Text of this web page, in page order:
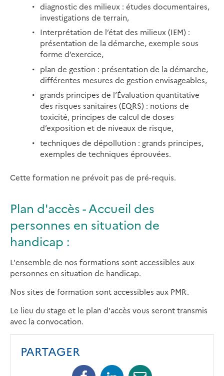
diagnostic des milieux : études documentaires,
investigations de terrain,
Interprétation de l’état des milieux (IEM) :
présentation de la démarche, exemple sous
forme d’exercice,
plan de gestion : présentation de la démarche,
différentes mesures de gestion envisageables,
grands principes de l’Évaluation quantitative
des risques sanitaires (EQRS) : notions de
toxicité, principes de calcul de doses
d’exposition et de niveaux de risque,
techniques de dépollution : grands principes,
exemples de techniques éprouvées.
Cette formation ne prévoit pas de pré-requis.
Plan d'accès - Accueil des
personnes en situation de
handicap :
L'ensemble de nos formations sont accessibles aux
personnes en situation de handicap.
Nos sites de formation sont accessibles aux PMR.
Le lieu du stage et le plan d'accès vous seront transmis
avec la convocation.
PARTAGER
FacebookLinkedinMail